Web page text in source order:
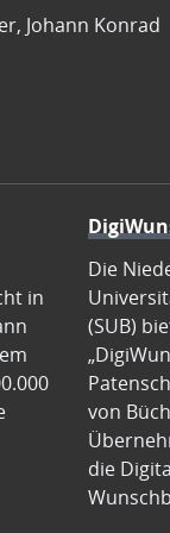
Johann Konrad
in
Die
(SUB)
von
die